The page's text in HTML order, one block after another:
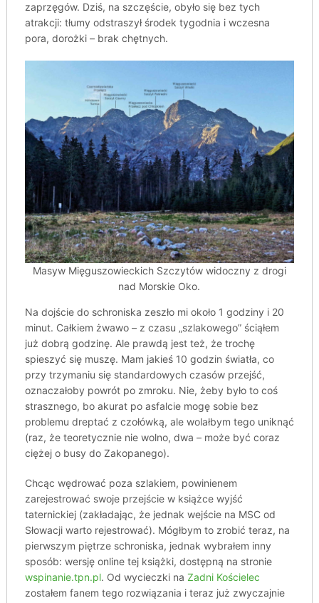
zaprzęgów. Dziś, na szczęście, obyło się bez tych
atrakcji: tłumy odstraszył środek tygodnia i wczesna
pora, dorożki – brak chętnych.
Masyw Mięguszowieckich Szczytów widoczny z drogi
nad Morskie Oko.
Na dojście do schroniska zeszło mi około 1 godziny i 20
minut. Całkiem żwawo – z czasu „szlakowego” ściąłem
już dobrą godzinę. Ale prawdą jest też, że trochę
spieszyć się muszę. Mam jakieś 10 godzin światła, co
przy trzymaniu się standardowych czasów przejść,
oznaczałoby powrót po zmroku. Nie, żeby było to coś
strasznego, bo akurat po asfalcie mogę sobie bez
problemu dreptać z czołówką, ale wolałbym tego uniknąć
(raz, że teoretycznie nie wolno, dwa – może być coraz
ciężej o busy do Zakopanego).
Chcąc wędrować poza szlakiem, powinienem
zarejestrować swoje przejście w książce wyjść
taternickiej (zakładając, że jednak wejście na MSC od
Słowacji warto rejestrować). Mógłbym to zrobić teraz, na
pierwszym piętrze schroniska, jednak wybrałem inny
sposób: wersję online tej książki, dostępną na stronie
wspinanie.tpn.pl. Od wycieczki na Zadni Kościelec
zostałem fanem tego rozwiązania i teraz już zwyczajnie